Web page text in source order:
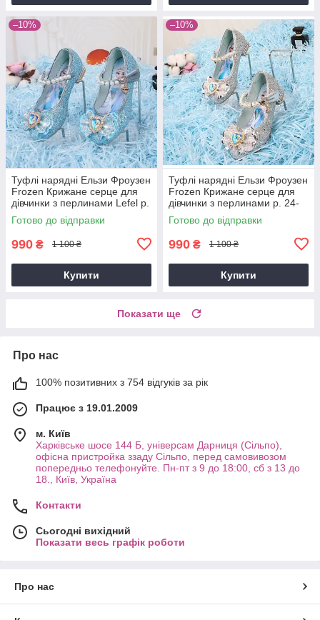
–10%
Туфлі нарядні Ельзи Фроузен
Frozen Крижане серце для
дівчинки з перлинами Lefel р.
26-32, 34-36 блакитні
Готово до відправки
990 ₴ 1 100 ₴
Купити
–10%
Туфлі нарядні Ельзи Фроузен
Frozen Крижане серце для
дівчинки з перлинами р. 24-
36 сріблясті
Готово до відправки
990 ₴ 1 100 ₴
Купити
Показати ще
Про нас
100% позитивних з 754 відгуків за рік
Працює з 19.01.2009
м. Київ
Харківське шосе 144 Б, універсам Дарниця (Сільпо),
офісна пристройка ззаду Сільпо, перед самовивозом
попередньо телефонуйте. Пн-пт з 9 до 18:00, сб з 13 до
18., Київ, Україна
Контакти
Сьогодні вихідний
Показати весь графік роботи
Про нас